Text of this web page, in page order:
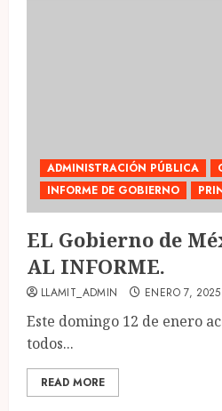
ADMINISTRACIÓN PÚBLICA
INFORME DE GOBIERNO
EL Gobierno de
AL INFORME.
LLAMIT_ADMIN ENERO 7, 2025
Este domingo 12 de enero
todos...
READ MORE